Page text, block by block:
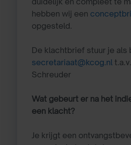
hebben wij een
opgesteld.
De klachtbrief stuur je als
secretariaat@kcog.nl
Schreuder
Wat gebeurt er na het
een klacht?
Je krijgt een